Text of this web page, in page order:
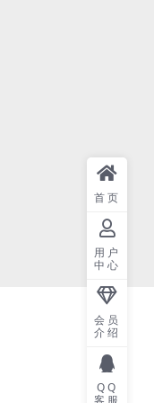
首页
用户
中心
会员
介绍
QQ
客服